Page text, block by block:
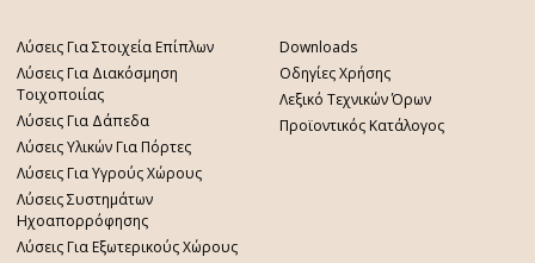
Λύσεις Για Στοιχεία Επίπλων
Λύσεις Για Διακόσμηση
Τοιχοποιίας
Λύσεις Για Δάπεδα
Λύσεις Υλικών Για Πόρτες
Λύσεις Για Υγρούς Χώρους
Λύσεις Συστημάτων
Ηχοαπορρόφησης
Λύσεις Για Εξωτερικούς Χώρους
Downloads
Οδηγίες Χρήσης
Λεξικό Τεχνικών Όρων
Προϊοντικός Κατάλογος